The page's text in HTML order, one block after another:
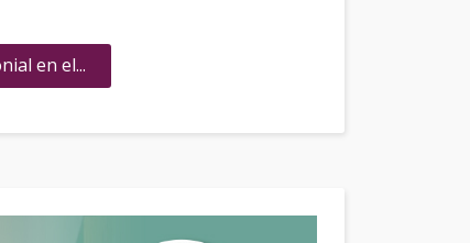
en el...